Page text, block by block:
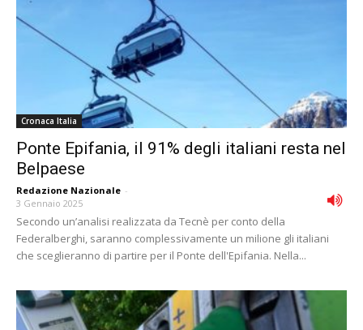
Cronaca Italia
Ponte Epifania, il 91% degli italiani resta nel
Belpaese
Redazione Nazionale -
3 Gennaio 2025
Secondo un’analisi realizzata da Tecnè per conto della
Federalberghi, saranno complessivamente un milione gli italiani
che sceglieranno di partire per il Ponte dell'Epifania. Nella...